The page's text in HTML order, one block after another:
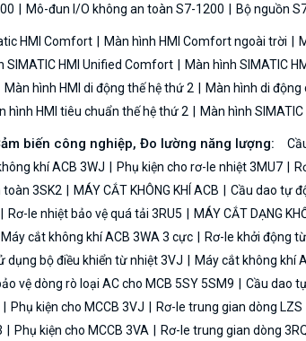
Mô-đun I/O không an toàn S7-1200 Bộ nguồn
HMI Comfort Màn hình HMI Comfort ngoài trời
SIMATIC HMI Unified Comfort Màn hình SIMATIC
Màn hình HMI di động thế hệ thứ 2 Màn hình di
hình HMI tiêu chuẩn thế hệ thứ 2 Màn hình
biến công nghiệp, Đo lường năng lượng:
khí ACB 3WJ Phụ kiện cho rơ-le nhiệt 3MU7
toàn 3SK2 MÁY CẮT KHÔNG KHÍ ACB Cầu dao tự
Rơ-le nhiệt bảo vệ quá tải 3RU5 MÁY CẮT DẠNG
Máy cắt không khí ACB 3WA 3 cực Rơ-le khởi động
dụng bộ điều khiển từ nhiệt 3VJ Máy cắt không khí
vệ dòng rò loại AC cho MCB 5SY 5SM9 Cầu dao
Phụ kiện cho MCCB 3VJ Rơ-le trung gian dòng LZS
Phụ kiện cho MCCB 3VA Rơ-le trung gian dòng